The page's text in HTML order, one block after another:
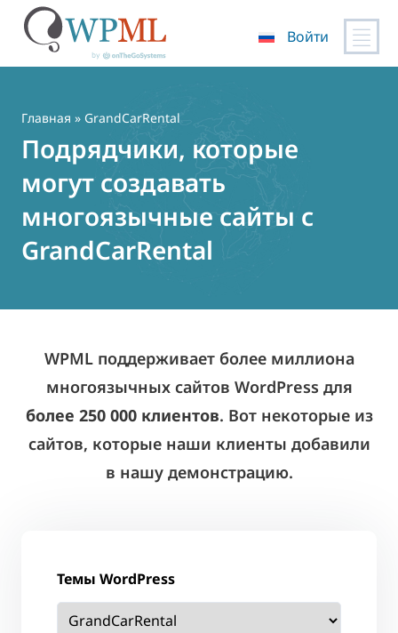
содержимому
Войти
Главная » GrandCarRental
Подрядчики, которые
могут создавать
многоязычные сайты с
GrandCarRental
WPML поддерживает более миллиона
многоязычных сайтов WordPress для
более 250 000 клиентов. Вот некоторые из
сайтов, которые наши клиенты добавили
в нашу демонстрацию.
Темы WordPress